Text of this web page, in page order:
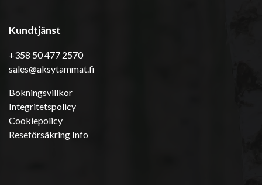
Kundtjänst
+358 50 477 2570
sales@aksytammat.fi
Bokningsvillkor
Integritetspolicy
Cookiepolicy
Reseförsäkring Info